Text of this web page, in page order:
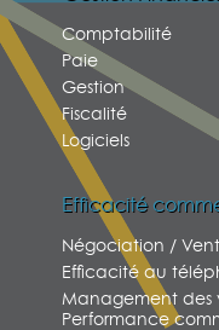
Comptabilité
Paie
Gestion
Fiscalité
Logiciels
Efficacité
Négociation /
Efficacité au
Management des
Performance